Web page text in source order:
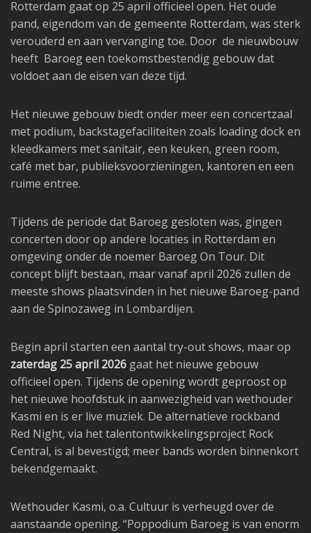
Rotterdam gaat op 25 april officieel open. Het oude
pand, eigendom van de gemeente Rotterdam, was sterk
verouderd en aan vervanging toe. Door de nieuwbouw
heeft Baroeg een toekomstbestendig gebouw dat
voldoet aan de eisen van deze tijd.
Het nieuwe gebouw biedt onder meer een concertzaal
met podium, backstagefaciliteiten zoals loading dock en
kleedkamers met sanitair, een keuken, green room,
café met bar, publieksvoorzieningen, kantoren en een
ruime entree.
Tijdens de periode dat Baroeg gesloten was, gingen
concerten door op andere locaties in Rotterdam en
omgeving onder de noemer Baroeg On Tour. Dit
concept blijft bestaan, maar vanaf april 2026 zullen de
meeste shows plaatsvinden in het nieuwe Baroeg-pand
aan de Spinozaweg in Lombardijen.
Begin april starten een aantal try-out shows, maar op
zaterdag 25 april 2026 gaat het nieuwe gebouw
officieel open. Tijdens de opening wordt geproost op
het nieuwe hoofdstuk in aanwezigheid van wethouder
Kasmi en is er live muziek. De alternatieve rockband
Red Night, via het talentontwikkelingsproject Rock
Central, is al bevestigd; meer bands worden binnenkort
bekendgemaakt.
Wethouder Kasmi, o.a. Cultuur is verheugd over de
aanstaande opening. “Poppodium Baroeg is van enorm